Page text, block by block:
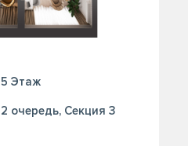
5 Этаж
2 очередь, Секция 3